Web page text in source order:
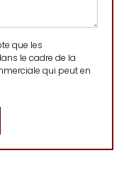
que les
le cadre de la
qui peut en